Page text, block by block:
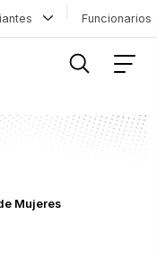
Mujeres